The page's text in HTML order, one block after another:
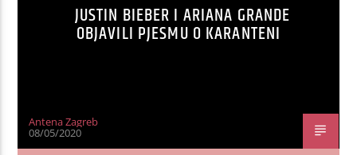
JUSTIN BIEBER I ARIANA GRANDE
OBJAVILI PJESMU O KARANTENI
Antena Zagreb
08/05/2020